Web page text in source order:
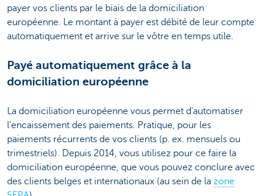
payer vos clients par le biais de la domiciliation
européenne. Le montant à payer est débité de leur compte
automatiquement et arrive sur le vôtre en temps utile.
Payé automatiquement grâce à la
domiciliation européenne
La domiciliation européenne vous permet d'automatiser
l'encaissement des paiements. Pratique, pour les
paiements récurrents de vos clients (p. ex. mensuels ou
trimestriels). Depuis 2014, vous utilisez pour ce faire la
domiciliation européenne, que vous pouvez conclure avec
des clients belges et internationaux (au sein de la zone